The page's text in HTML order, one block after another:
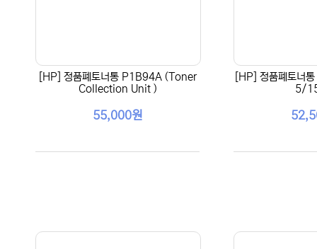
[HP] 정품폐토너통 P1B94A (Toner
Collection Unit )
55,000원
[HP] 정품폐토너
5/